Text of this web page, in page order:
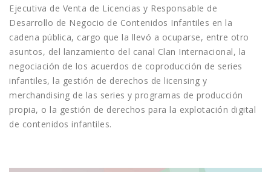
Ejecutiva de Venta de Licencias y Responsable de
Desarrollo de Negocio de Contenidos Infantiles en la
cadena pública, cargo que la llevó a ocuparse, entre otro
asuntos, del lanzamiento del canal Clan Internacional, la
negociación de los acuerdos de coproducción de series
infantiles, la gestión de derechos de licensing y
merchandising de las series y programas de producción
propia, o la gestión de derechos para la explotación digital
de contenidos infantiles.